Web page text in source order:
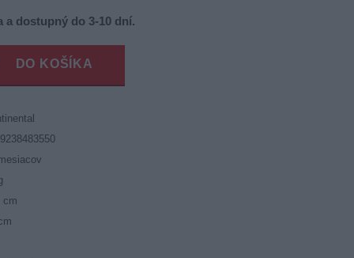
a dostupný do 3-10 dní.
DO KOŠÍKA
cm